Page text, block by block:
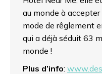
au monde à accepter
mode de rêglement
qui a déjà séduit 63
monde !
Plus d’info: